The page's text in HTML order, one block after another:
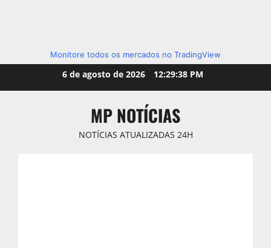
Monitore todos os mercados no TradingView
6 de agosto de 2026 12:29:39 PM
MP NOTÍCIAS
NOTÍCIAS ATUALIZADAS 24H